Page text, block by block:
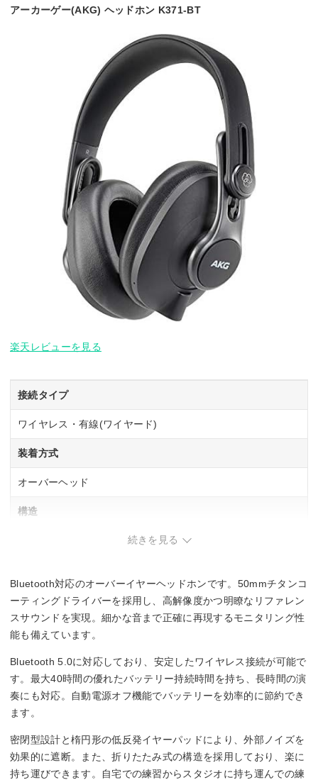
アーカーゲー(AKG) ヘッドホン K371-BT
楽天レビューを見る
接続タイプ
ワイヤレス・有線(ワイヤード)
装着方式
オーバーヘッド
構造
ダイナミック型
5Hz～40kHz
コード長
1.2 m
続きを見る
Bluetooth対応のオーバーイヤーヘッドホンです。50mmチタンコ
ーティングドライバーを採用し、高解像度かつ明瞭なリファレン
スサウンドを実現。細かな音まで正確に再現するモニタリング性
能も備えています。
Bluetooth 5.0に対応しており、安定したワイヤレス接続が可能で
す。最大40時間の優れたバッテリー持続時間を持ち、長時間の演
奏にも対応。自動電源オフ機能でバッテリーを効率的に節約でき
ます。
密閉型設計と楕円形の低反発イヤーパッドにより、外部ノイズを
効果的に遮断。また、折りたたみ式の構造を採用しており、楽に
持ち運びできます。自宅での練習からスタジオに持ち運んでの練